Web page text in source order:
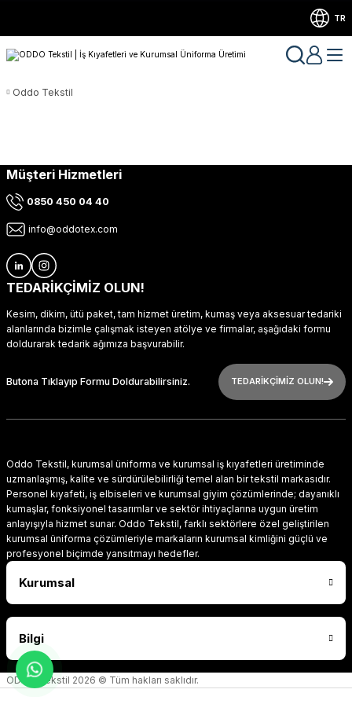
TR
Oddo Tekstil
Müşteri Hizmetleri
0850 450 04 40
info@oddotex.com
TEDARİKÇİMİZ OLUN!
Kesim, dikim, ütü paket, tam hizmet üretim, kumaş veya aksesuar tedariki
alanlarında bizimle çalışmak isteyen atölye ve firmalar, aşağıdaki formu
doldurarak tedarik ağımıza başvurabilir.
Butona Tıklayıp Formu Doldurabilirsiniz. TEDARİKÇİMİZ OLUN!
Oddo Tekstil, kurumsal üniforma ve kurumsal iş kıyafetleri üretiminde
uzmanlaşmış, kalite ve sürdürülebilirliği temel alan bir tekstil markasıdır.
Personel kıyafeti, iş elbiseleri ve kurumsal giyim çözümlerinde; dayanıklı
kumaşlar, fonksiyonel tasarımlar ve sektör ihtiyaçlarına uygun üretim
anlayışıyla hizmet sunar. Oddo Tekstil, farklı sektörlere özel geliştirilen
kurumsal üniforma çözümleriyle markaların kurumsal kimliğini güçlü ve
profesyonel biçimde yansıtmayı hedefler.
Kurumsal
Bilgi
ODDO Tekstil 2026 © Tüm hakları saklıdır.